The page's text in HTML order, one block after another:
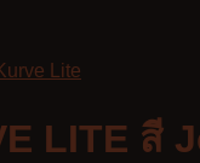
Lite
LITE สี